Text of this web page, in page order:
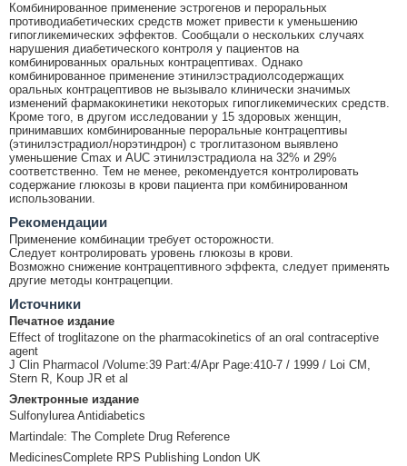
Комбинированное применение эстрогенов и пероральных
противодиабетических средств может привести к уменьшению
гипогликемических эффектов. Сообщали о нескольких случаях
нарушения диабетического контроля у пациентов на
комбинированных оральных контрацептивах. Однако
комбинированное применение этинилэстрадиолсодержащих
оральных контрацептивов не вызывало клинически значимых
изменений фармакокинетики некоторых гипогликемических средств.
Кроме того, в другом исследовании у 15 здоровых женщин,
принимавших комбинированные пероральные контрацептивы
(этинилэстрадиол/норэтиндрон) с троглитазоном выявлено
уменьшение Cmax и AUC этинилэстрадиола на 32% и 29%
соответственно. Тем не менее, рекомендуется контролировать
содержание глюкозы в крови пациента при комбинированном
использовании.
Рекомендации
Применение комбинации требует осторожности.
Следует контролировать уровень глюкозы в крови.
Возможно снижение контрацептивного эффекта, следует применять
другие методы контрацепции.
Источники
Печатное издание
Effect of troglitazone on the pharmacokinetics of an oral contraceptive
agent
J Clin Pharmacol /Volume:39 Part:4/Apr Page:410-7 / 1999 / Loi CM,
Stern R, Koup JR et al
Электронные издание
Sulfonylurea Antidiabetics
Martindale: The Complete Drug Reference
MedicinesComplete RPS Publishing London UK